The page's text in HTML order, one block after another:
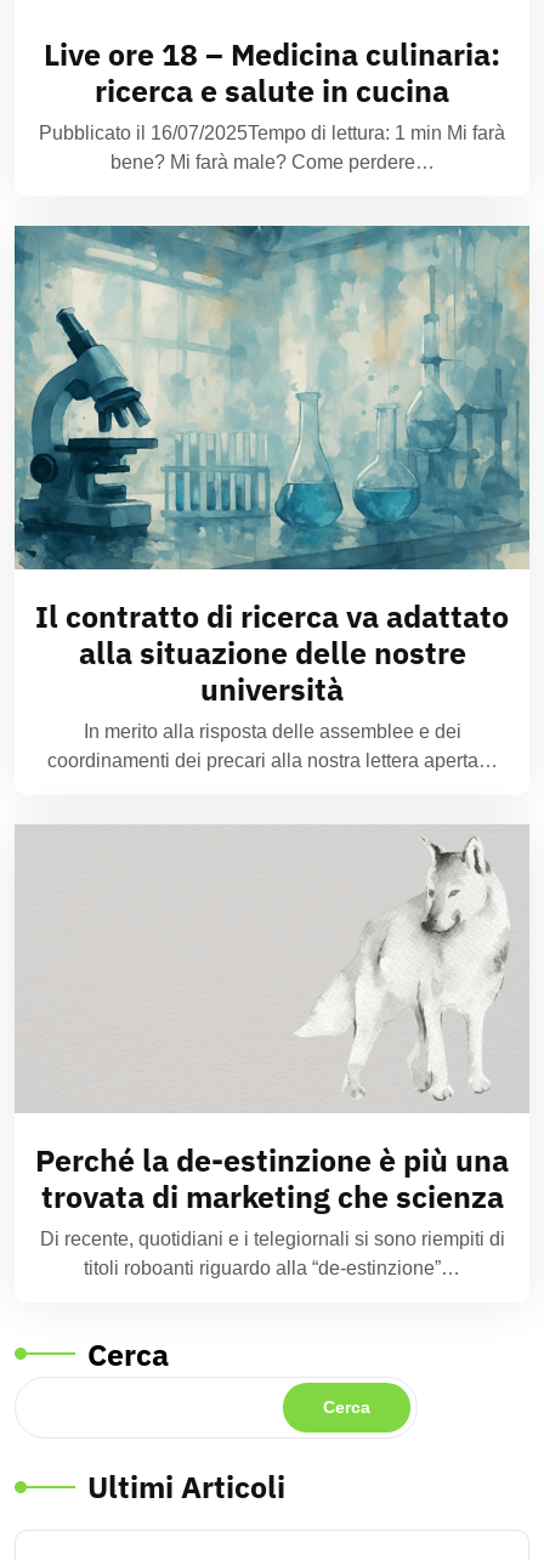
Live ore 18 – Medicina culinaria:
ricerca e salute in cucina
Pubblicato il 16/07/2025Tempo di lettura: 1 min Mi farà
bene? Mi farà male? Come perdere…
Il contratto di ricerca va adattato
alla situazione delle nostre
università
In merito alla risposta delle assemblee e dei
coordinamenti dei precari alla nostra lettera aperta…
Perché la de-estinzione è più una
trovata di marketing che scienza
Di recente, quotidiani e i telegiornali si sono riempiti di
titoli roboanti riguardo alla “de-estinzione”…
Cerca
Cerca
Ultimi Articoli